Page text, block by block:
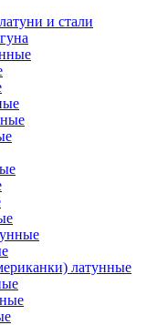
и стали
латунные